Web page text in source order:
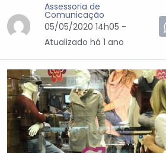
Assessoria de
Comunicação
05/05/2020 14h05 -
Atualizadohá 1 ano